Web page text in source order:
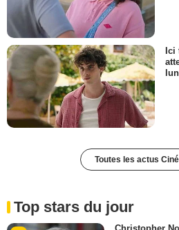
Toutes les actus
Top stars du jour